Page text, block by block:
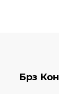
Брз